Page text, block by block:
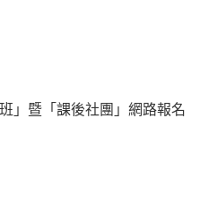
」暨「課後社團」網路報名